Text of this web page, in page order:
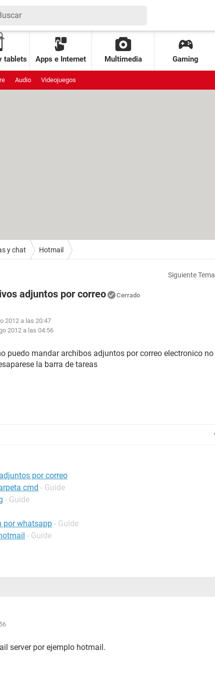
tablets Apps e Internet Multimedia Gaming
Audio Videojuegos
y chat Hotmail
Siguiente Tema
adjuntos por correo Cerrado
2012 a las 20:47
2012 a las 04:56
puedo mandar archibos adjuntos por correo electronico no
la barra de tareas
por correo
cmd - Guide
- Guide
por whatsapp - Guide
- Guide
server por ejemplo hotmail.